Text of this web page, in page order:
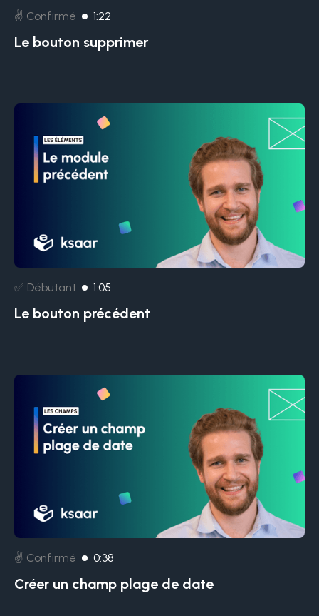
✌️ Confirmé 1:22
Le bouton supprimer
✅ Débutant 1:05
Le bouton précédent
✌️ Confirmé 0:38
Créer un champ plage de date